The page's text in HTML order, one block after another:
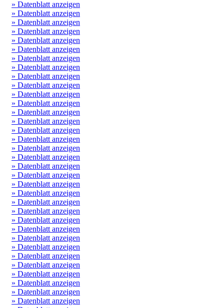
» Datenblatt anzeigen
» Datenblatt anzeigen
» Datenblatt anzeigen
» Datenblatt anzeigen
» Datenblatt anzeigen
» Datenblatt anzeigen
» Datenblatt anzeigen
» Datenblatt anzeigen
» Datenblatt anzeigen
» Datenblatt anzeigen
» Datenblatt anzeigen
» Datenblatt anzeigen
» Datenblatt anzeigen
» Datenblatt anzeigen
» Datenblatt anzeigen
» Datenblatt anzeigen
» Datenblatt anzeigen
» Datenblatt anzeigen
» Datenblatt anzeigen
» Datenblatt anzeigen
» Datenblatt anzeigen
» Datenblatt anzeigen
» Datenblatt anzeigen
» Datenblatt anzeigen
» Datenblatt anzeigen
» Datenblatt anzeigen
» Datenblatt anzeigen
» Datenblatt anzeigen
» Datenblatt anzeigen
» Datenblatt anzeigen
» Datenblatt anzeigen
» Datenblatt anzeigen
» Datenblatt anzeigen
» Datenblatt anzeigen